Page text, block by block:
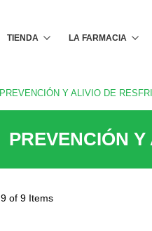
TIENDA LA FARMACIA
PREVENCIÓN Y ALIVIO DE
PREVENCIÓN
9 of 9 Items